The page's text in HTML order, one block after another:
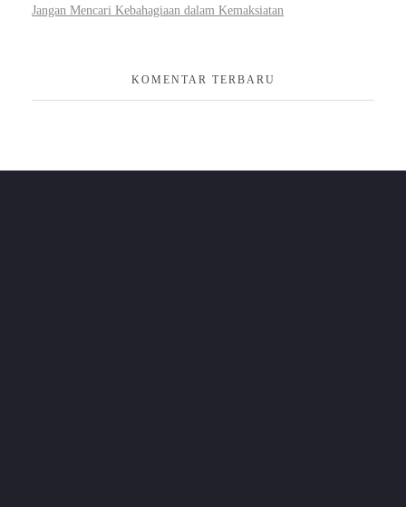
Jangan Mencari Kebahagiaan dalam Kemaksiatan
KOMENTAR TERBARU